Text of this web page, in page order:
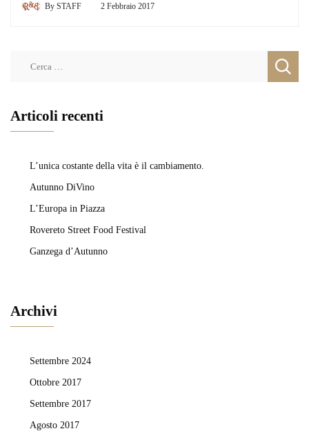
By STAFF 2 Febbraio 2017
Articoli recenti
L’unica costante della vita è il cambiamento.
Autunno DiVino
L’Europa in Piazza
Rovereto Street Food Festival
Ganzega d’Autunno
Archivi
Settembre 2024
Ottobre 2017
Settembre 2017
Agosto 2017